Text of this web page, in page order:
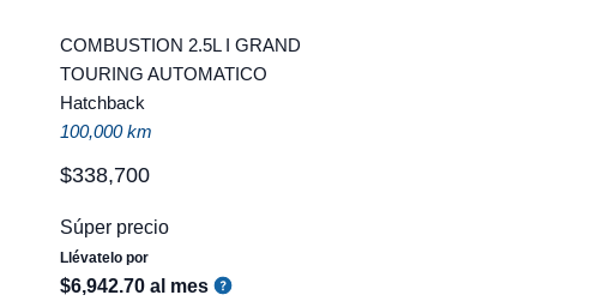
COMBUSTION 2.5L I GRAND
TOURING AUTOMATICO
Hatchback
100,000 km
$338,700
Súper precio
Llévatelo por
$6,942.70 al mes